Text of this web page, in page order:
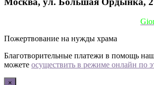
Пожертвование на нужды храма
Благотворительные платежи в помощь
можете осуществить в режиме онлайн по
×